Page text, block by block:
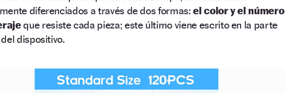
diferenciados a través de dos formas:el color y el número
que resiste cada pieza; este último viene escrito en la parte
dispositivo.